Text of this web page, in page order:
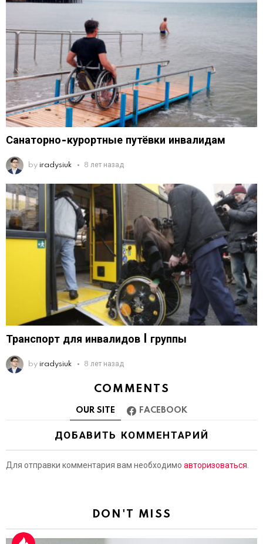
Санаторно-курортные путёвки инвалидам
by iradysiuk 8 лет назад
Транспорт для инвалидов I группы
by iradysiuk 8 лет назад
COMMENTS
OUR SITE FACEBOOK
ДОБАВИТЬ КОММЕНТАРИЙ
Для отправки комментария вам необходимо авторизоваться
DON'T MISS